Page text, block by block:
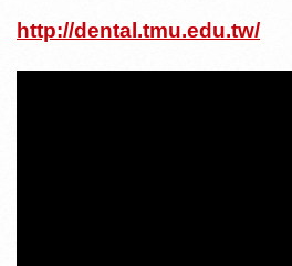
http://dental.tmu.edu.tw/